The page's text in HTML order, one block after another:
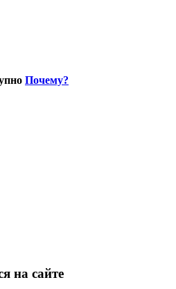
Почему?
на сайте